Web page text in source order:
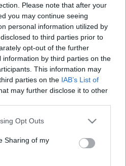
Please note that after your
you may continue seeing
personal information utilized by
to third parties prior to
opt-out of the further
by third parties on the
This information may
parties on the IAB’s List of
may further disclose it to other
app uses one or more Google
behaviour. You may click to
and its third-party tags to
purposes in below Google
Opt Outs
Sharing of my
02-05-2026 08:14
Τα 3 νέα pass του
Ιουνίου και το έκτακτο
επίδομα για τις
οικογένειες με παιδιά
30-04-2026 09:00
Fuel Pass: Τέλος